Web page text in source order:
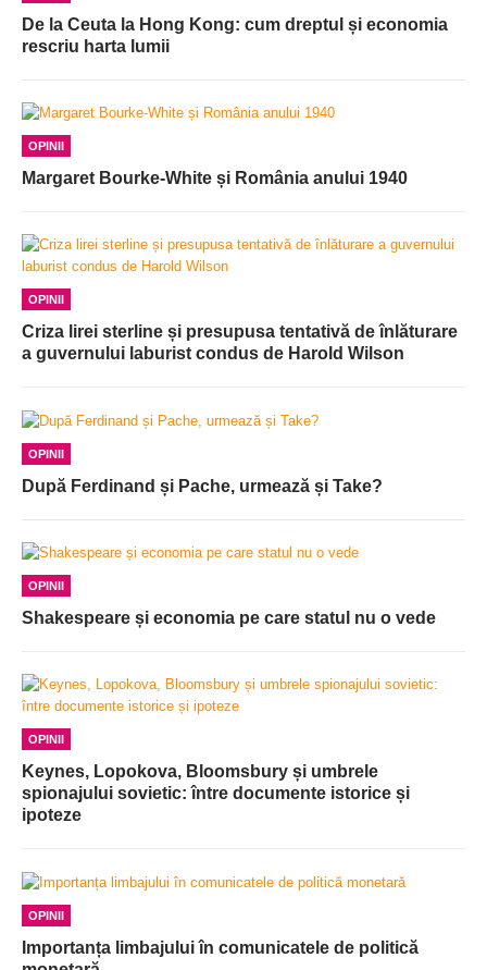
De la Ceuta la Hong Kong: cum dreptul și economia
rescriu harta lumii
OPINII
Margaret Bourke-White și România anului 1940
OPINII
Criza lirei sterline și presupusa tentativă de înlăturare
a guvernului laburist condus de Harold Wilson
OPINII
După Ferdinand și Pache, urmează și Take?
OPINII
Shakespeare și economia pe care statul nu o vede
OPINII
Keynes, Lopokova, Bloomsbury și umbrele
spionajului sovietic: între documente istorice și
ipoteze
OPINII
Importanța limbajului în comunicatele de politică